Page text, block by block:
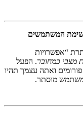
המשתמשים
“אפשרויות
מצבי כמחובר. הפעל
ואתה עצמך תהיו
מוסתר.